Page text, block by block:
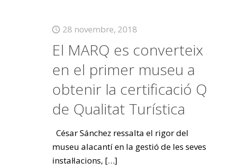
28 novembre, 2018
El MARQ es converteix
en el primer museu a
obtenir la certificació Q
de Qualitat Turística
César Sánchez ressalta el rigor del
museu alacantí en la gestió de les seves
instal·lacions, […]